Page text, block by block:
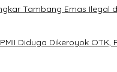
Tambang Emas Ilegal
Diduga Dikeroyok